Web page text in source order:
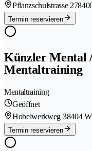
Pflanzschulstrasse 27
Termin reservieren
Künzler Mental
Mentaltraining
Mentaltraining
Geöffnet
Hobelwerkweg 38404
Termin reservieren